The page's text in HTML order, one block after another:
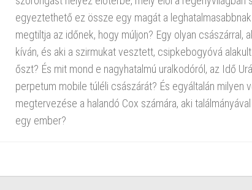
egyeztethető ez össze egy magát a
megtiltja az időnek, hogy múljon? Egy olyan császárral,
kíván, és aki a szirmukat vesztett, csipkebogyóvá
őszt? És mit mond e nagyhatalmú uralkodóról, az Idő
perpetum mobile túléli császárát? És egyáltalán milyen
megtervezése a halandó Cox számára, aki
egy ember?